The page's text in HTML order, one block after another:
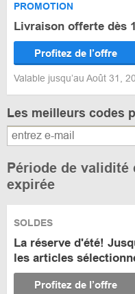
PROMOTION
Livraison offerte dès
Profitez de l’offre
Valable jusqu’au Août 31,
Les meilleurs codes
Période de
expirée
SOLDES
La réserve d'été!
les articles
Profitez de l’offre